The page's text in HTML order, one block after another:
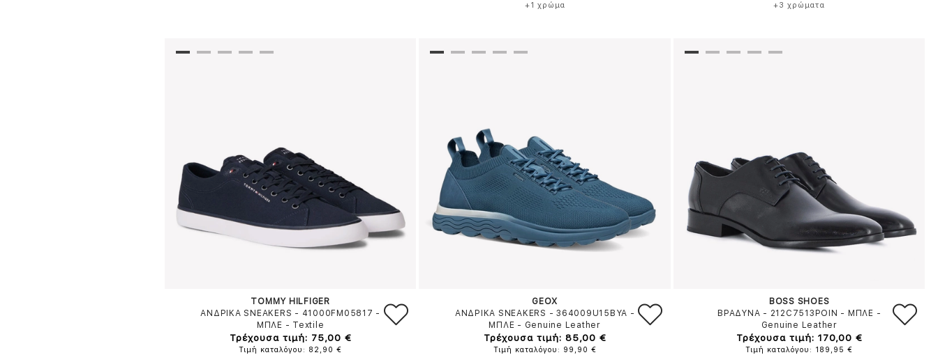
+1 χρώμα
+3 χρώματα
TOMMY HILFIGER
ΑΝΔΡΙΚΑ SNEAKERS - 41000FM05817 -
ΜΠΛΕ - Textile
Τρέχουσα τιμή: 75,00 €
Τιμή καταλόγου: 82,90 €
GEOX
ΑΝΔΡΙΚΑ SNEAKERS - 364009U15BYA -
ΜΠΛΕ - Genuine Leather
Τρέχουσα τιμή: 85,00 €
Τιμή καταλόγου: 99,90 €
BOSS SHOES
ΒΡΑΔΥΝΑ - 212C7513POIN - ΜΠΛΕ -
Genuine Leather
Τρέχουσα τιμή: 170,00 €
Τιμή καταλόγου: 189,95 €